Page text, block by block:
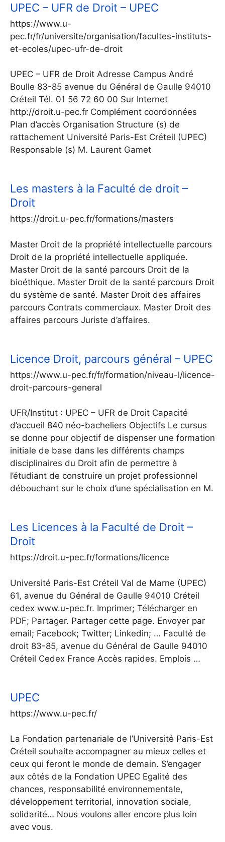
UPEC – UFR de Droit – UPEC
https://www.u-
pec.fr/fr/universite/organisation/facultes-instituts-
et-ecoles/upec-ufr-de-droit
UPEC – UFR de Droit Adresse Campus André
Boulle 83-85 avenue du Général de Gaulle 94010
Créteil Tél. 01 56 72 60 00 Sur Internet
http://droit.u-pec.fr Complément coordonnées
Plan d’accès Organisation Structure (s) de
rattachement Université Paris-Est Créteil (UPEC)
Responsable (s) M. Laurent Gamet
Les masters à la Faculté de droit –
Droit
https://droit.u-pec.fr/formations/masters
Master Droit de la propriété intellectuelle parcours
Droit de la propriété intellectuelle appliquée.
Master Droit de la santé parcours Droit de la
bioéthique. Master Droit de la santé parcours Droit
du système de santé. Master Droit des affaires
parcours Contrats commerciaux. Master Droit des
affaires parcours Juriste d’affaires.
Licence Droit, parcours général – UPEC
https://www.u-pec.fr/fr/formation/niveau-l/licence-
droit-parcours-general
UFR/Institut : UPEC – UFR de Droit Capacité
d’accueil 840 néo-bacheliers Objectifs Le cursus
se donne pour objectif de dispenser une formation
initiale de base dans les différents champs
disciplinaires du Droit afin de permettre à
l’étudiant de construire un projet professionnel
débouchant sur le choix d’une spécialisation en M.
Les Licences à la Faculté de Droit –
Droit
https://droit.u-pec.fr/formations/licence
Université Paris-Est Créteil Val de Marne (UPEC)
61, avenue du Général de Gaulle 94010 Créteil
cedex www.u-pec.fr. Imprimer; Télécharger en
PDF; Partager. Partager cette page. Envoyer par
email; Facebook; Twitter; Linkedin; … Faculté de
droit 83-85, avenue du Général de Gaulle 94010
Créteil Cedex France Accès rapides. Emplois …
UPEC
https://www.u-pec.fr/
La Fondation partenariale de l’Université Paris-Est
Créteil souhaite accompagner au mieux celles et
ceux qui feront le monde de demain. S’engager
aux côtés de la Fondation UPEC Egalité des
chances, responsabilité environnementale,
développement territorial, innovation sociale,
solidarité… Nous voulons aller encore plus loin
avec vous.